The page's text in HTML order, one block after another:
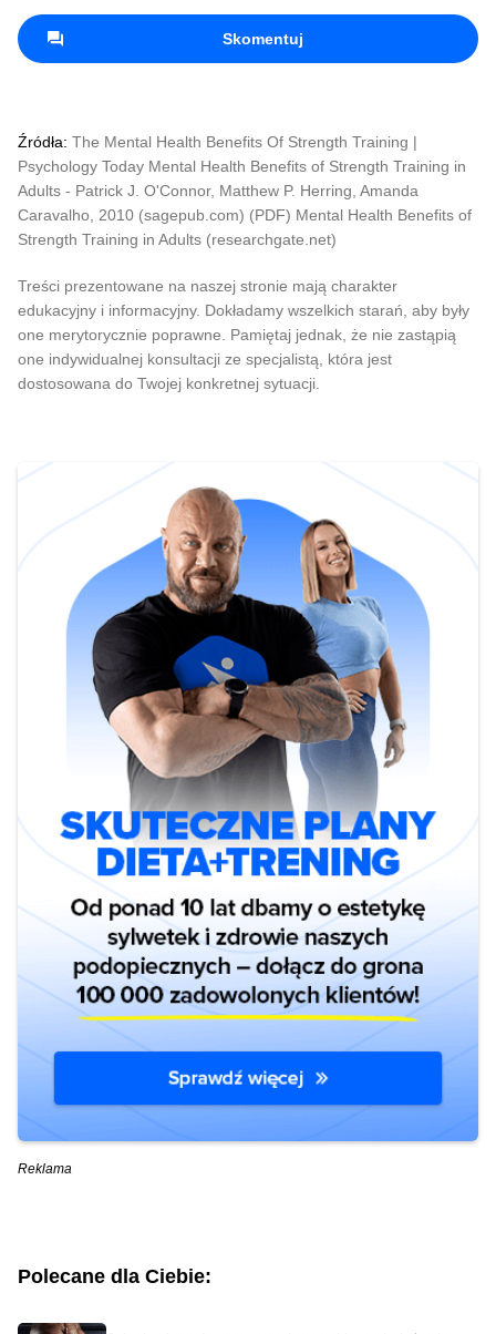
Źródła: The Mental Health Benefits Of Strength Training |
Psychology Today Mental Health Benefits of Strength Training in
Adults - Patrick J. O'Connor, Matthew P. Herring, Amanda
Caravalho, 2010 (sagepub.com) (PDF) Mental Health Benefits of
Strength Training in Adults (researchgate.net)
Treści prezentowane na naszej stronie mają charakter
edukacyjny i informacyjny. Dokładamy wszelkich starań, aby były
one merytorycznie poprawne. Pamiętaj jednak, że nie zastąpią
one indywidualnej konsultacji ze specjalistą, która jest
dostosowana do Twojej konkretnej sytuacji.
Skomentuj
Reklama
Polecane dla Ciebie: